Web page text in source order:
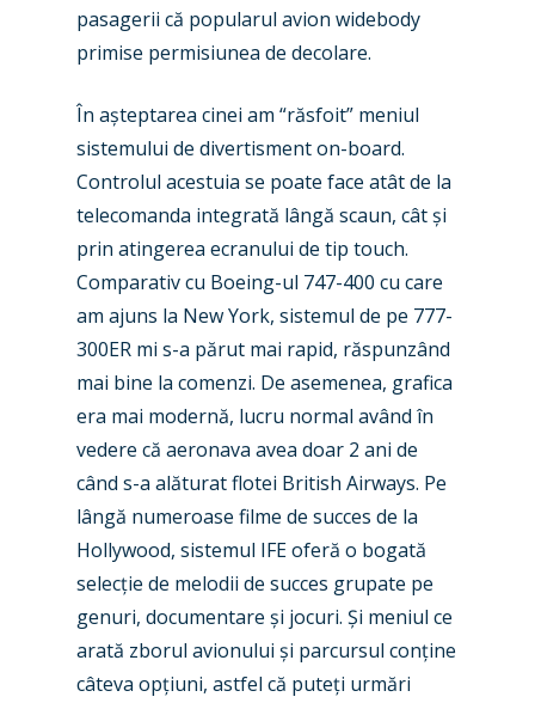
pasagerii că popularul avion widebody
primise permisiunea de decolare.
În așteptarea cinei am “răsfoit” meniul
sistemului de divertisment on-board.
Controlul acestuia se poate face atât de la
telecomanda integrată lângă scaun, cât și
prin atingerea ecranului de tip touch.
Comparativ cu Boeing-ul 747-400 cu care
am ajuns la New York, sistemul de pe 777-
300ER mi s-a părut mai rapid, răspunzând
mai bine la comenzi. De asemenea, grafica
era mai modernă, lucru normal având în
vedere că aeronava avea doar 2 ani de
când s-a alăturat flotei British Airways. Pe
lângă numeroase filme de succes de la
Hollywood, sistemul IFE oferă o bogată
selecție de melodii de succes grupate pe
genuri, documentare și jocuri. Și meniul ce
arată zborul avionului și parcursul conține
câteva opțiuni, astfel că puteți urmări